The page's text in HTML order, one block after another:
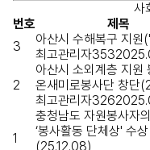
사
번호
제목
3
아산시 수해복구 지원
최고관리자353
2
아산시 소외계층 지원
온새미로봉사단 창단
최고관리자326
1
충청남도 자원봉사자
‘봉사활동 단체상' 수상
(25.12.08)